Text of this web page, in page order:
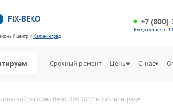
FIX-BEKO
центр г.Калининград
+7 (800)
Ежедневно, с
Срочный ремонт Цены О нас
машины Beko DIN 5832 в Калининграде